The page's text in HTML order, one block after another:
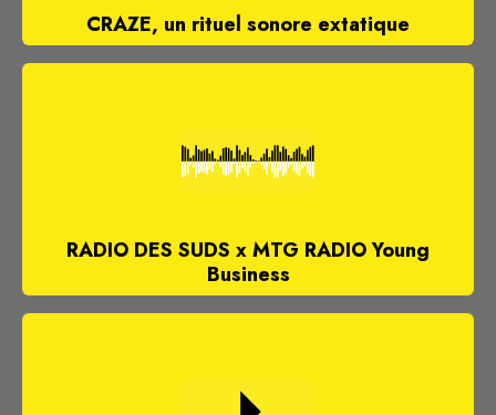
CRAZE, un rituel sonore extatique
RADIO DES SUDS x MTG RADIO Young
Business